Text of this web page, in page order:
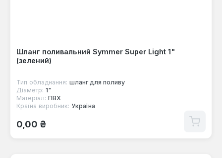
Шланг поливальний Symmer Super Light 1"
(зелений)
Тип обладнання: шланг для поливу
Діаметр: 1"
Матеріал: ПВХ
Країна виробник: Україна
Звичайна ціна:
0,00 ₴